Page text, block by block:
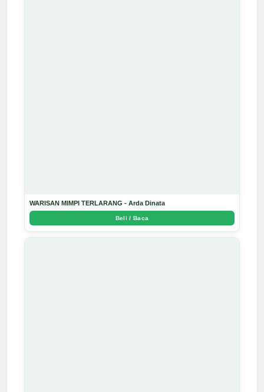
WARISAN MIMPI TERLARANG - Arda Dinata
Beli / Baca